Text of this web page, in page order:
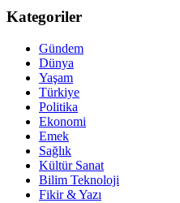
Kategoriler
Gündem
Dünya
Yaşam
Türkiye
Politika
Ekonomi
Emek
Sağlık
Kültür Sanat
Bilim Teknoloji
Fikir & Yazı